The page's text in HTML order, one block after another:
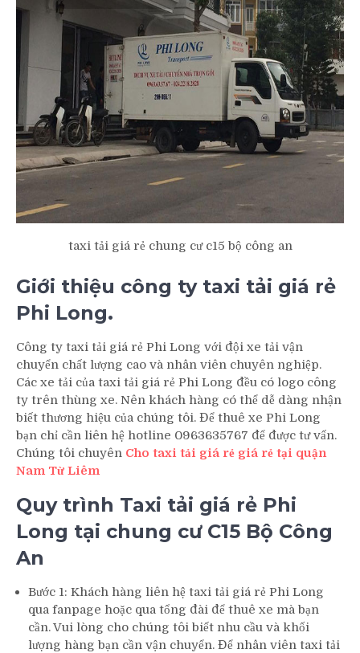
taxi tải giá rẻ chung cư c15 bộ công an
Giới thiệu công ty taxi tải giá rẻ
Phi Long.
Công ty taxi tải giá rẻ Phi Long với đội xe tải vận
chuyển chất lượng cao và nhân viên chuyên nghiệp.
Các xe tải của taxi tải giá rẻ Phi Long đều có logo công
ty trên thùng xe. Nên khách hàng có thể dễ dàng nhận
biết thương hiệu của chúng tôi. Để thuê xe Phi Long
bạn chỉ cần liên hệ hotline 0963635767 để được tư vấn.
Chúng tôi chuyên Cho taxi tải giá rẻ giá rẻ tại quận
Nam Từ Liêm
Quy trình Taxi tải giá rẻ Phi
Long tại chung cư C15 Bộ Công
An
Bước 1: Khách hàng liên hệ taxi tải giá rẻ Phi Long
qua fanpage hoặc qua tổng đài để thuê xe mà bạn
cần. Vui lòng cho chúng tôi biết nhu cầu và khối
lượng hàng bạn cần vận chuyển. Để nhân viên taxi tải